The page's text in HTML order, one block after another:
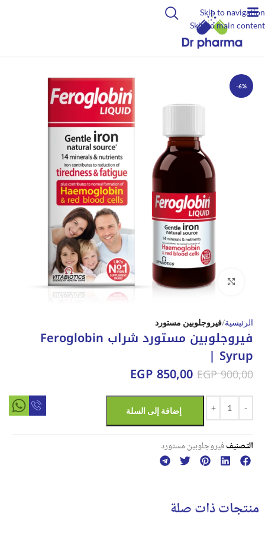
Skip to navigation
Skip to main content
-6%
Click to enlarge
الرئيسية فيروجلوبين مستورد
فيروجلوبين مستورد شراب Feroglobin
Syrup |
EGP900,00
EGP850,00
إضافة إلى السلة
التصنيففيروجلوبين مستورد
منتجات ذات صلة